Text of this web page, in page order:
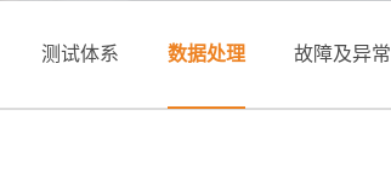
测试体系 数据处理 故障及异常